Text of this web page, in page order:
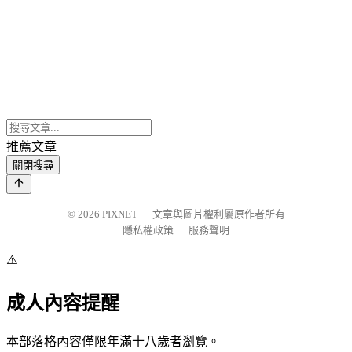
推薦文章
關閉搜尋
© 2026 PIXNET
文章與圖片權利屬原作者所有
隱私權政策
服務聲明
⚠️
成人內容提醒
本部落格內容僅限年滿十八歲者瀏覽。